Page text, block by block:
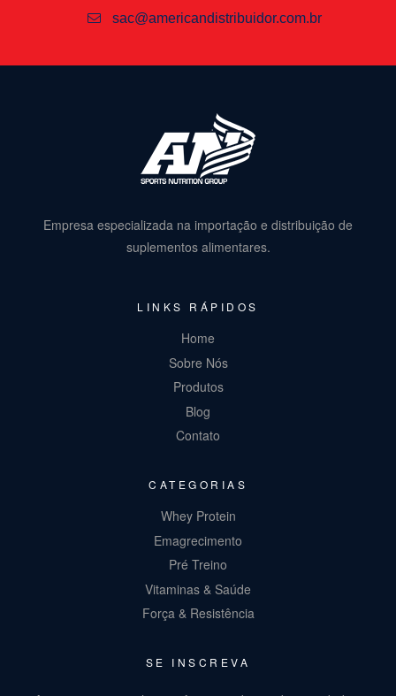
sac@americandistribuidor.com.br
Empresa especializada na importação e distribuição de
suplementos alimentares.
LINKS RÁPIDOS
Home
Sobre Nós
Produtos
Blog
Contato
CATEGORIAS
Whey Protein
Emagrecimento
Pré Treino
Vitaminas & Saúde
Força & Resistência
SE INSCREVA